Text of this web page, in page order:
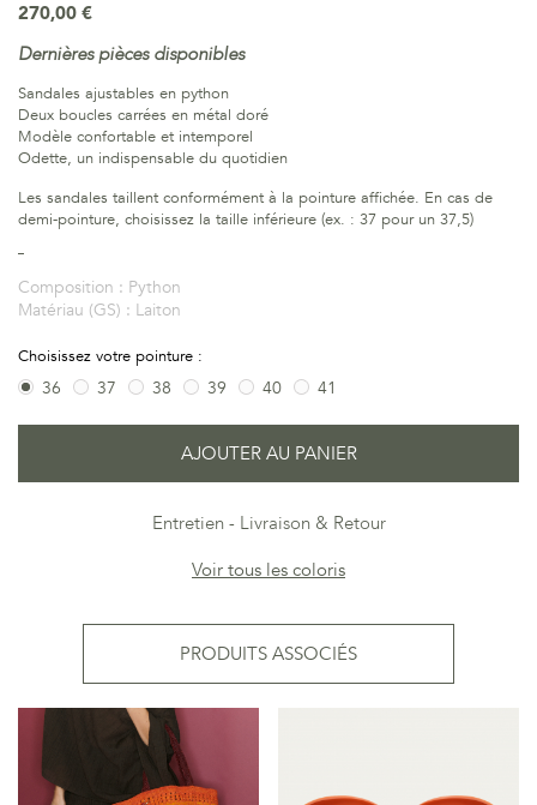
270,00 €
Dernières pièces disponibles
Sandales ajustables en python
Deux boucles carrées en métal doré
Modèle confortable et intemporel
Odette, un indispensable du quotidien
Les sandales taillent conformément à la pointure affichée. En cas de
demi-pointure, choisissez la taille inférieure (ex. : 37 pour un 37,5)
Composition : Python
Matériau (GS) : Laiton
Choisissez votre pointure :
36 37 38 39 40 41
AJOUTER AU PANIER
Entretien
Livraison & Retour
Voir tous les coloris
PRODUITS ASSOCIÉS